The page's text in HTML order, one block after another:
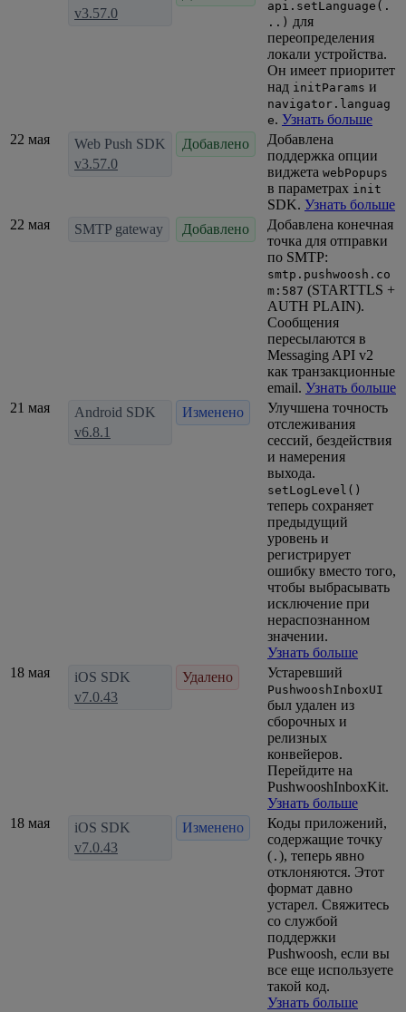
v3.57.0
api.setLanguage(.
..) для
переопределения
локали устройства.
Он имеет приоритет
над initParams и
navigator.languag
e. Узнать больше
22 мая
Web Push SDK
v3.57.0
Добавлено
Добавлена
поддержка опции
виджета webPopups
в параметрах init
SDK. Узнать больше
22 мая
SMTP gateway Добавлено
Добавлена конечная
точка для отправки
по SMTP:
smtp.pushwoosh.co
m:587 (STARTTLS +
AUTH PLAIN).
Сообщения
пересылаются в
Messaging API v2
как транзакционные
email. Узнать больше
21 мая
Android SDK
v6.8.1
Изменено
Улучшена точность
отслеживания
сессий, бездействия
и намерения
выхода.
setLogLevel()
теперь сохраняет
предыдущий
уровень и
регистрирует
ошибку вместо того,
чтобы выбрасывать
исключение при
нераспознанном
значении.
Узнать больше
18 мая
iOS SDK
v7.0.43
Удалено Устаревший
PushwooshInboxUI
был удален из
сборочных и
релизных
конвейеров.
Перейдите на
PushwooshInboxKit.
Узнать больше
18 мая
iOS SDK
v7.0.43
Изменено
Коды приложений,
содержащие точку
( . ), теперь явно
отклоняются. Этот
формат давно
устарел. Свяжитесь
со службой
поддержки
Pushwoosh, если вы
все еще используете
такой код.
Узнать больше